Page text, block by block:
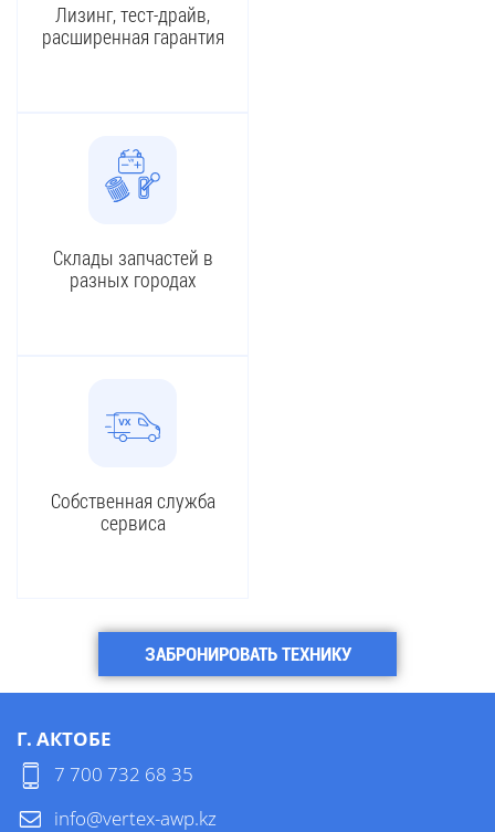
Лизинг, тест-драйв,
расширенная гарантия
Склады запчастей в
разных городах
Собственная служба
сервиса
ЗАБРОНИРОВАТЬ ТЕХНИКУ
Г. АКТОБЕ
7 700 732 68 35
info@vertex-awp.kz